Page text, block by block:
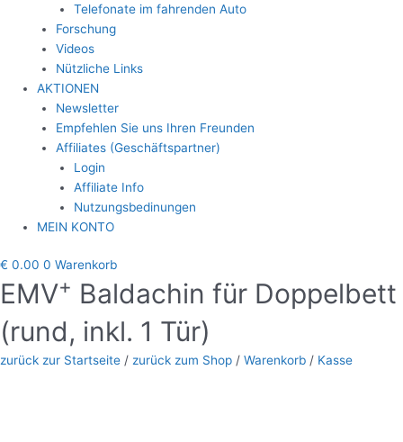
Telefonate im fahrenden Auto
Forschung
Videos
Nützliche Links
AKTIONEN
Newsletter
Empfehlen Sie uns Ihren Freunden
Affiliates (Geschäftspartner)
Login
Affiliate Info
Nutzungsbedinungen
MEIN KONTO
€ 0.00 0 Warenkorb
EMV+ Baldachin für Doppelbett
(rund, inkl. 1 Tür)
zurück zur Startseite / zurück zum Shop / Warenkorb / Kasse